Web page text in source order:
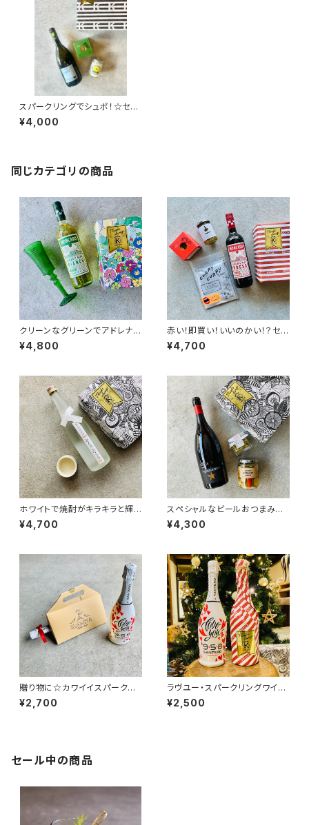
スパークリングでシュポ！☆セッ
ト
¥4,000
同じカテゴリの商品
クリーンなグリーンでアドレナリ
ン☆セット
¥4,800
赤い！即買い！いいのかい！？セッ
ト
¥4,700
ホワイトで焼酎がキラキラと輝く
よ☆セット
¥4,700
スペシャルなビールおつまみセ
ット
¥4,300
贈り物に☆カワイイスパークリ
ングギフト！！
¥2,700
ラヴユー・スパークリングワイン
☆ラッピング付き
¥2,500
セール中の商品